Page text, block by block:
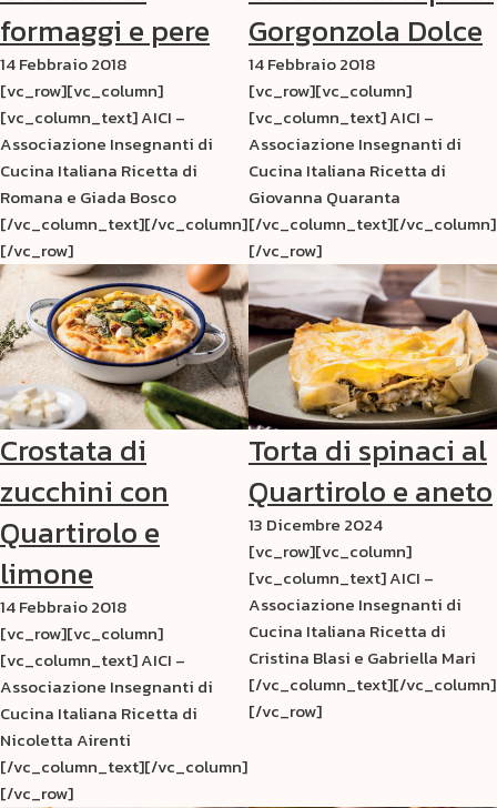
formaggi e pere
14 Febbraio 2018
[vc_row][vc_column]
[vc_column_text] AICI –
Associazione Insegnanti di
Cucina Italiana Ricetta di
Romana e Giada Bosco
[/vc_column_text][/vc_column]
[/vc_row]
Gorgonzola Dolce
14 Febbraio 2018
[vc_row][vc_column]
[vc_column_text] AICI –
Associazione Insegnanti di
Cucina Italiana Ricetta di
Giovanna Quaranta
[/vc_column_text][/vc_column]
[/vc_row]
Crostata di
zucchini con
Quartirolo e
limone
14 Febbraio 2018
[vc_row][vc_column]
[vc_column_text] AICI –
Associazione Insegnanti di
Cucina Italiana Ricetta di
Nicoletta Airenti
[/vc_column_text][/vc_column]
[/vc_row]
Torta di spinaci al
Quartirolo e aneto
13 Dicembre 2024
[vc_row][vc_column]
[vc_column_text] AICI –
Associazione Insegnanti di
Cucina Italiana Ricetta di
Cristina Blasi e Gabriella Mari
[/vc_column_text][/vc_column]
[/vc_row]